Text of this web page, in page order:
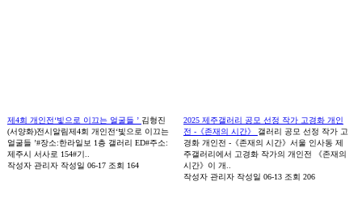
제4회 개인전‘빛으로 이끄는 얼굴들 ’ 김형진
(서양화)전시알림제4회 개인전‘빛으로 이끄는
얼굴들 ’#장소:한라일보 1층 갤러리 ED#주소:
제주시 서사로 154#기..
작성자 관리자 작성일 06-17 조회 164
2025 제주갤러리 공모 선정 작가 고경화 개인
전 -《존재의 시간》 갤러리 공모 선정 작가 고
경화 개인전 -《존재의 시간》서울 인사동 제
주갤러리에서 고경화 작가의 개인전 《존재의
시간》이 개..
작성자 관리자 작성일 06-13 조회 206